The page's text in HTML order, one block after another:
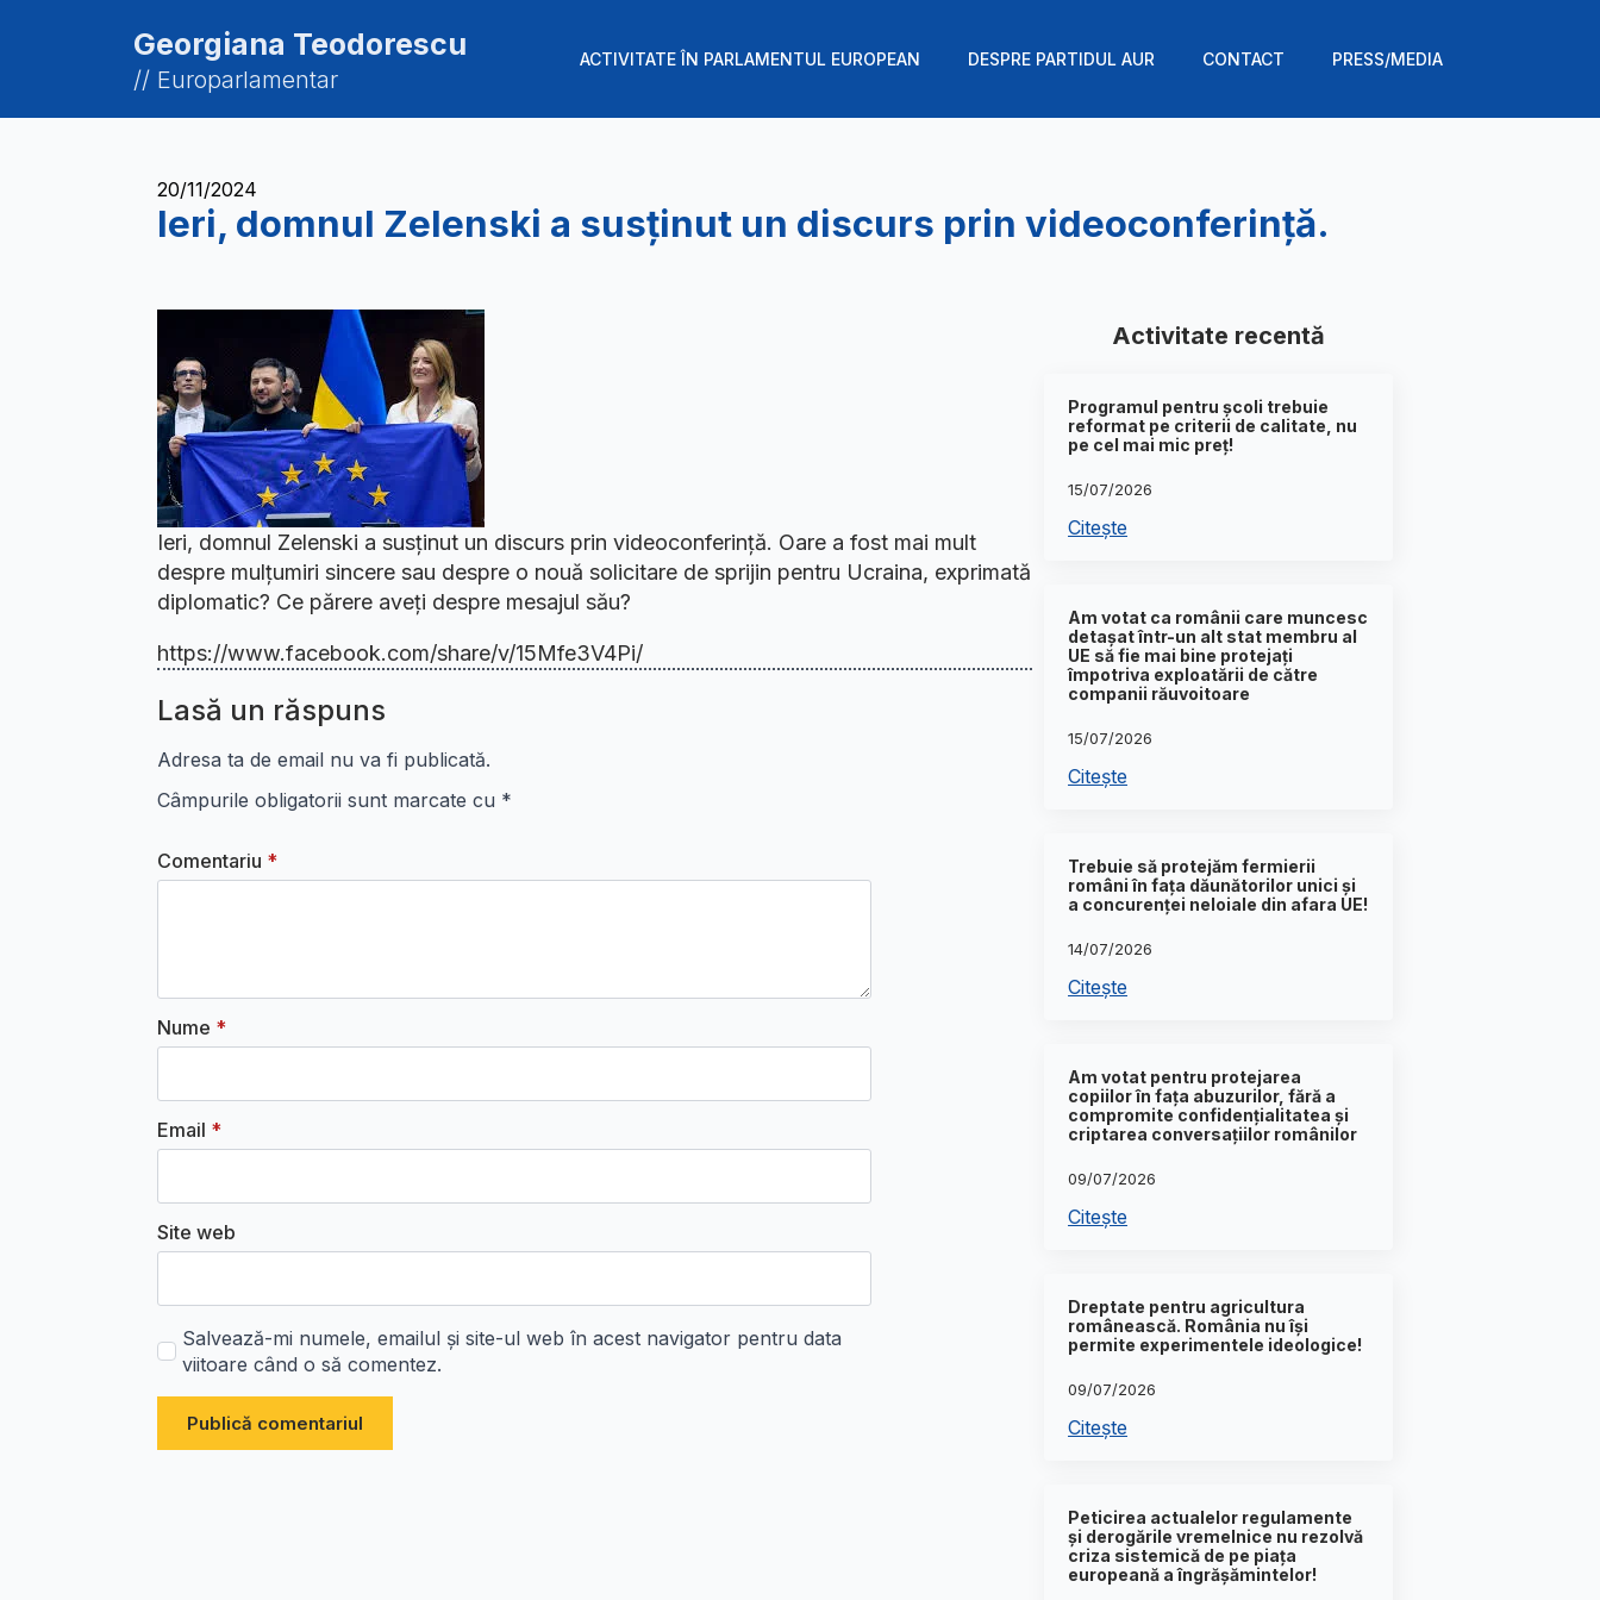
Georgiana Teodorescu
// Europarlamentar
ACTIVITATE ÎN PARLAMENTUL EUROPEAN DESPRE PARTIDUL AUR CONTACT PRESS/MEDIA
20/11/2024
Ieri, domnul Zelenski a susținut un discurs prin videoconferință.
Ieri, domnul Zelenski a susținut un discurs prin videoconferință. Oare a fost mai mult
despre mulțumiri sincere sau despre o nouă solicitare de sprijin pentru Ucraina, exprimată
diplomatic? Ce părere aveți despre mesajul său?
https://www.facebook.com/share/v/15Mfe3V4Pi/
Lasă un răspuns
Adresa ta de email nu va fi publicată.
Câmpurile obligatorii sunt marcate cu *
Comentariu *
Nume *
Email *
Site web
Salvează-mi numele, emailul și site-ul web în acest navigator pentru data
viitoare când o să comentez.
Activitate recentă
Programul pentru școli trebuie
reformat pe criterii de calitate, nu
pe cel mai mic preț!
15/07/2026
Citește
Am votat ca românii care muncesc
detașat într-un alt stat membru al
UE să fie mai bine protejați
împotriva exploatării de către
companii răuvoitoare
15/07/2026
Citește
Trebuie să protejăm fermierii
români în fața dăunătorilor unici și
a concurenței neloiale din afara UE!
14/07/2026
Citește
Am votat pentru protejarea
copiilor în fața abuzurilor, fără a
compromite confidențialitatea și
criptarea conversațiilor românilor
09/07/2026
Citește
Dreptate pentru agricultura
românească. România nu își
permite experimentele ideologice!
09/07/2026
Citește
Peticirea actualelor regulamente
și derogările vremelnice nu rezolvă
criza sistemică de pe piața
europeană a îngrășămintelor!